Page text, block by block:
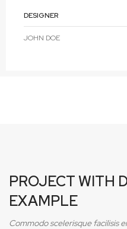
DESIGNER
JOHN DOE
PROJECT WITH
EXAMPLE
Commodo scelerisque facilisis